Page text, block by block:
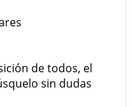
de todos, el
sin dudas